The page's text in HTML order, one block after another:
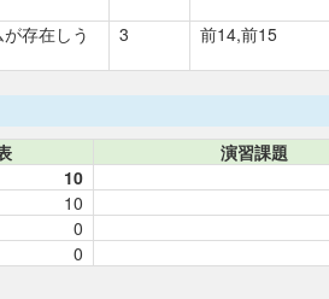
存在しう
3 前14,前15
演習課題
10
10
0
0